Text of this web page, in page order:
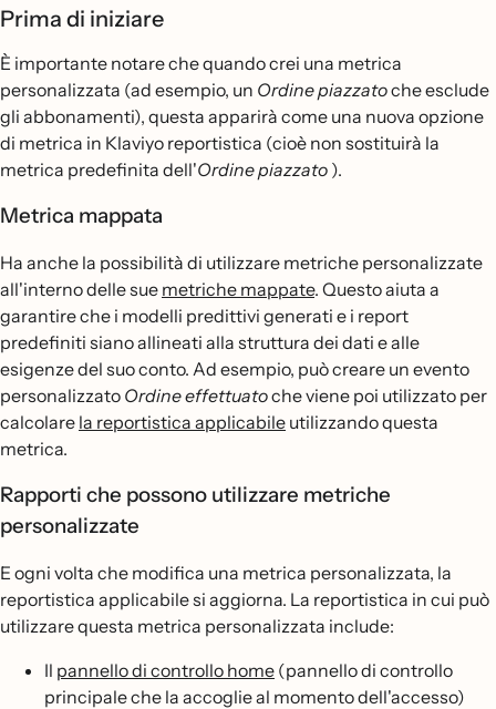
Prima di iniziare
È importante notare che quando crei una metrica
personalizzata (ad esempio, un Ordine piazzatoche esclude
gli abbonamenti), questa apparirà come una nuova opzione
di metrica in Klaviyo reportistica (cioè non sostituirà la
metrica predefinita dell'Ordine piazzato ).
Metrica mappata
Ha anche la possibilità di utilizzare metriche personalizzate
all'interno delle sue metriche mappate. Questo aiuta a
garantire che i modelli predittivi generati e i report
predefiniti siano allineati alla struttura dei dati e alle
esigenze del suo conto. Ad esempio, può creare un evento
personalizzato Ordine effettuatoche viene poi utilizzato per
calcolare la reportistica applicabile utilizzando questa
metrica.
Rapporti che possono utilizzare metriche
personalizzate
E ogni volta che modifica una metrica personalizzata, la
reportistica applicabile si aggiorna. La reportistica in cui può
utilizzare questa metrica personalizzata include:
Il pannello di controllo home (pannello di controllo
principale che la accoglie al momento dell'accesso)